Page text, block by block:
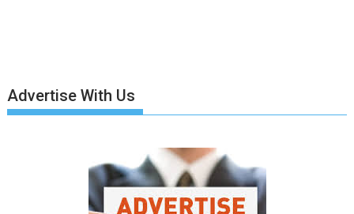
Advertise With Us